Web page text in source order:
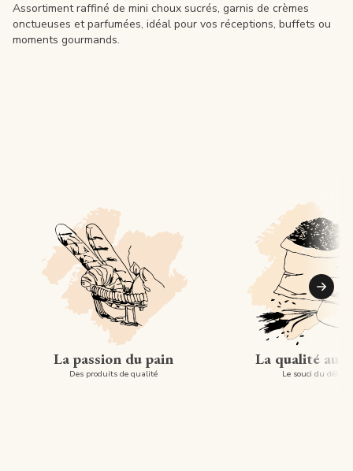
Assortiment raffiné de mini choux sucrés, garnis de crèmes
onctueuses et parfumées, idéal pour vos réceptions, buffets ou
moments gourmands.
La passion du pain
Des produits de qualité
La qualité au
Le souci du détail